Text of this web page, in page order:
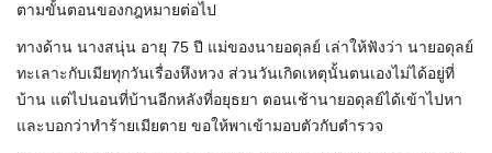
ตามขั้นตอนของกฎหมายต่อไป
ทางด้าน นางสนุ่น อายุ 75 ปี แม่ของนายอดุลย์ เล่าให้ฟังว่า นายอดุลย์
ทะเลาะกับเมียทุกวันเรื่องหึงหวง ส่วนวันเกิดเหตุนั้นตนเองไม่ได้อยู่ที่
บ้าน แต่ไปนอนที่บ้านอีกหลังที่อยุธยา ตอนเช้านายอดุลย์ได้เข้าไปหา
และบอกว่าทำร้ายเมียตาย ขอให้พาเข้ามอบตัวกับตำรวจ